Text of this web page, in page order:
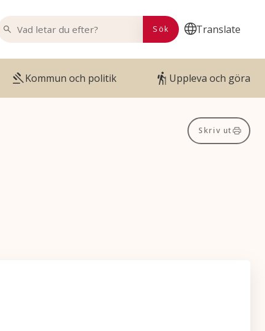
Translate
VAD LETAR DU EFTER?
Sök
Kommun och politik Uppleva och göra
Skriv ut